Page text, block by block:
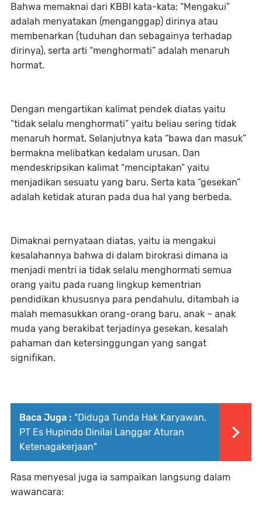
Bahwa memaknai dari KBBI kata-kata: “Mengakui”
adalah menyatakan (menganggap) dirinya atau
membenarkan (tuduhan dan sebagainya terhadap
dirinya), serta arti “menghormati” adalah menaruh
hormat.
Dengan mengartikan kalimat pendek diatas yaitu
“tidak selalu menghormati” yaitu beliau sering tidak
menaruh hormat. Selanjutnya kata “bawa dan masuk”
bermakna melibatkan kedalam urusan. Dan
mendeskripsikan kalimat “menciptakan” yaitu
menjadikan sesuatu yang baru. Serta kata “gesekan”
adalah ketidak aturan pada dua hal yang berbeda.
Dimaknai pernyataan diatas, yaitu ia mengakui
kesalahannya bahwa di dalam birokrasi dimana ia
menjadi mentri ia tidak selalu menghormati semua
orang yaitu pada ruang lingkup kementrian
pendidikan khususnya para pendahulu, ditambah ia
malah memasukkan orang-orang baru, anak – anak
muda yang berakibat terjadinya gesekan, kesalah
pahaman dan ketersinggungan yang sangat
signifikan.
Baca Juga : "Diduga Tunda Hak Karyawan,
PT Es Hupindo Dinilai Langgar Aturan
Ketenagakerjaan"
Rasa menyesal juga ia sampaikan langsung dalam
wawancara: